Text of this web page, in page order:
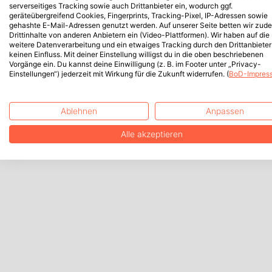
serverseitiges Tracking sowie auch Drittanbieter ein, wodurch ggf.
geräteübergreifend Cookies, Fingerprints, Tracking-Pixel, IP-Adressen sowie
gehashte E-Mail-Adressen genutzt werden. Auf unserer Seite betten wir
Drittinhalte von anderen Anbietern ein (Video-Plattformen). Wir haben auf die
weitere Datenverarbeitung und ein etwaiges Tracking durch den Drittanbieter
keinen Einfluss. Mit deiner Einstellung willigst du in die oben beschriebenen
Vorgänge ein. Du kannst deine Einwilligung (z. B. im Footer unter „Privacy-
Einstellungen“) jederzeit mit Wirkung für die Zukunft widerrufen. (BoD-
Ablehnen Anpassen
Alle akzeptieren